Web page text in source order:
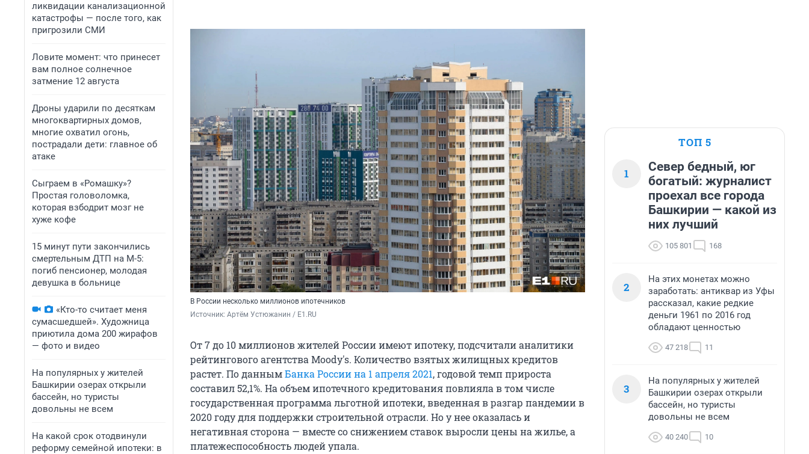
ликвидации канализационной
катастрофы — после того, как
пригрозили СМИ
Ловите момент: что принесет
вам полное солнечное
затмение 12 августа
Дроны ударили по десяткам
многоквартирных домов,
многие охватил огонь,
пострадали дети: главное об
атаке
Сыграем в «Ромашку»?
Простая головоломка,
которая взбодрит мозг не
хуже кофе
15 минут пути закончились
смертельным ДТП на М-5:
погиб пенсионер, молодая
девушка в больнице
«Кто-то считает меня
сумасшедшей». Художница
приютила дома 200 жирафов
— фото и видео
На популярных у жителей
Башкирии озерах открыли
бассейн, но туристы
довольны не всем
На какой срок отодвинули
реформу семейной ипотеки: в
В России несколько миллионов ипотечников
Источник: Артём Устюжанин / E1.RU
От 7 до 10 миллионов жителей России имеют ипотеку, подсчитали аналитики
рейтингового агентства Moody's. Количество взятых жилищных кредитов
растет. По даннымБанка России на 1 апреля 2021, годовой темп прироста
составил 52,1%. На объем ипотечного кредитования повлияла в том числе
государственная программа льготной ипотеки, введенная в разгар пандемии в
2020 году для поддержки строительной отрасли. Но у нее оказалась и
негативная сторона — вместе со снижением ставок выросли цены на жилье, а
платежеспособность людей упала.
ТОП 5
1
Север бедный, юг
богатый: журналист
проехал все города
Башкирии — какой из
них лучший
105 801 168
2
На этих монетах можно
заработать: антиквар из Уфы
рассказал, какие редкие
деньги 1961 по 2016 год
обладают ценностью
47 218 11
3
На популярных у жителей
Башкирии озерах открыли
бассейн, но туристы
довольны не всем
40 240 10